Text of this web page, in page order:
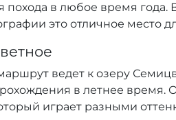
похода в любое время
это отличное место
ведет к озеру
в летнее время.
играет разными